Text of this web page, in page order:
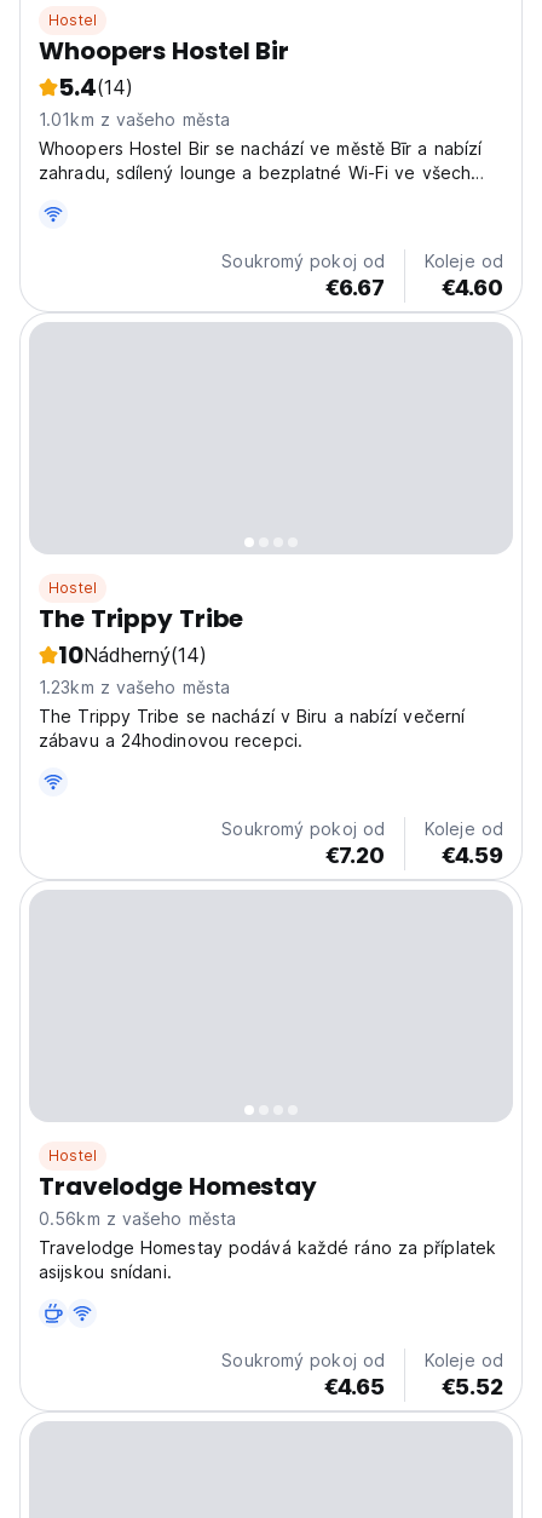
Hostel
Whoopers Hostel Bir
5.4(14)
1.01km z vašeho města
Whoopers Hostel Bir se nachází ve městě Bīr a nabízí
zahradu, sdílený lounge a bezplatné Wi-Fi ve všech
Soukromý pokoj od
€6.67
Koleje od
€4.60
Hostel
The Trippy Tribe
10Nádherný(14)
1.23km z vašeho města
The Trippy Tribe se nachází v Biru a nabízí večerní
zábavu a 24hodinovou recepci.
Soukromý pokoj od
€7.20
Koleje od
€4.59
Hostel
Travelodge Homestay
0.56km z vašeho města
Travelodge Homestay podává každé ráno za příplatek
asijskou snídani.
Soukromý pokoj od
€4.65
Koleje od
€5.52